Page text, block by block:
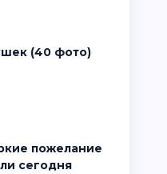
(40 фото)
сегодня